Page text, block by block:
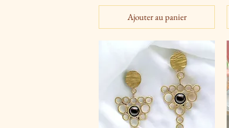
Ajouter au panier